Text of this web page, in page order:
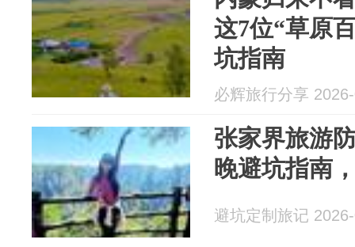
这7位“草原
坑指南
必辉旅行分享
张家界旅游
晚避坑指南
避坑定制旅记